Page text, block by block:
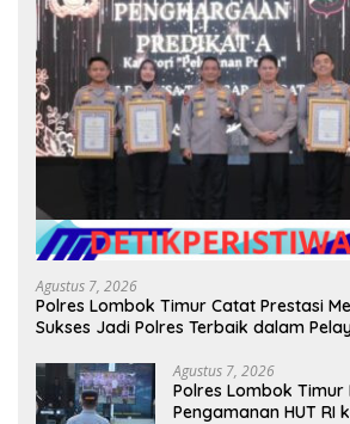
Agustus 7, 2026
Polres Lombok Timur Catat Prestasi
Sukses Jadi Polres Terbaik dalam
Agustus 7, 2026
Polres Lombok
Pengamanan HUT RI